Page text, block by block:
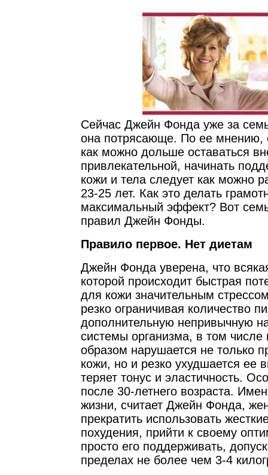
Сейчас Джейн Фонда уже за
она потрясающе. По ее мнению,
как можно дольше оставаться
привлекательной, начинать
кожи и тела следует как можно
23-25 лет. Как это делать
максимальный эффект? Вот
правил Джейн Фонды.
Правило первое. Нет диетам
Джейн Фонда уверена, что
которой происходит быстрая
для кожи значительным
резко ограничивая количество
дополнительную непривычную
системы организма, в том числе
образом нарушается не только
кожи, но и резко ухудшается ее
теряет тонус и эластичность.
после 30-летнего возраста.
жизни, считает Джейн Фонда,
прекратить использовать
похудения, прийти к своему
просто его поддерживать,
пределах не более чем 3-4